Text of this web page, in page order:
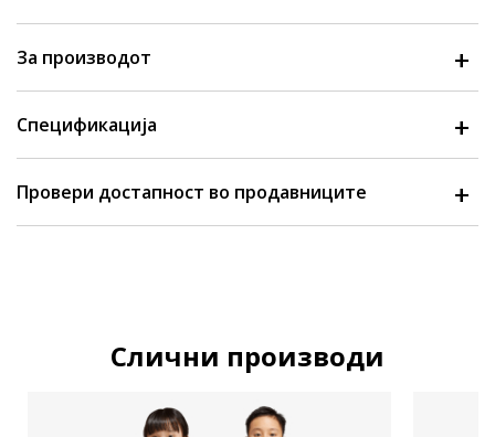
За производот
Спецификација
Провери достапност во продавниците
Слични производи